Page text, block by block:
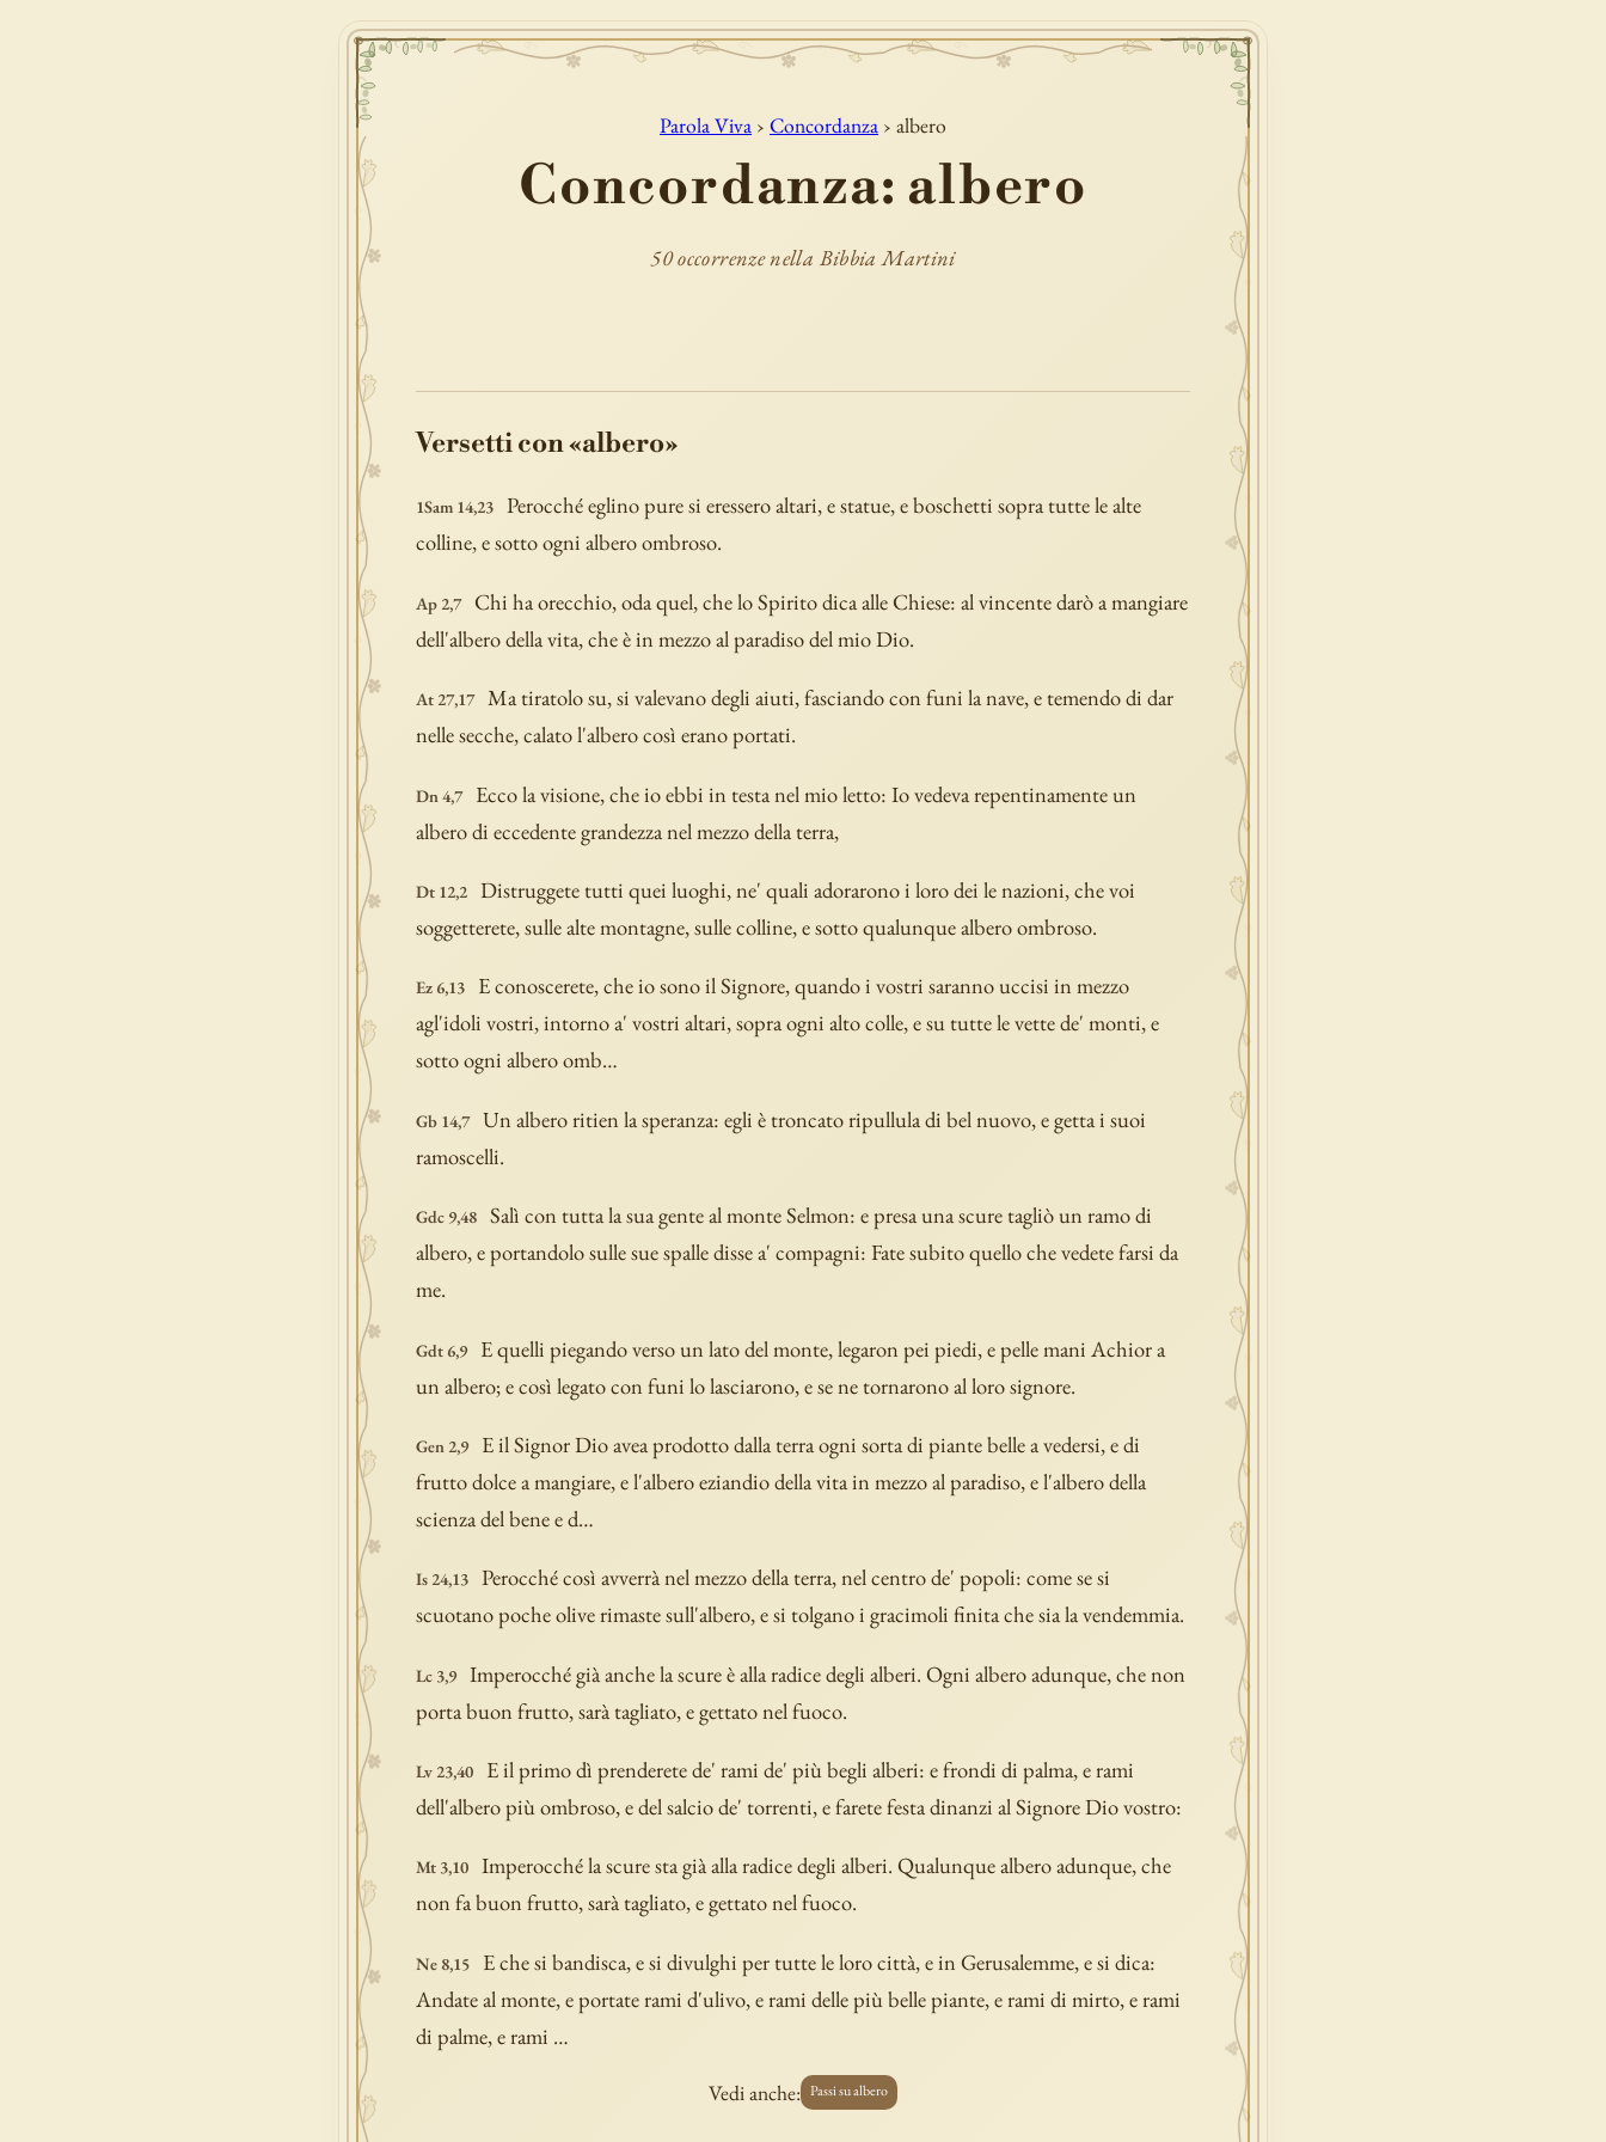
Parola Viva › Concordanza › albero
Concordanza: albero
50 occorrenze nella Bibbia Martini
Versetti con «albero»
1Sam 14,23 Perocché eglino pure si eressero altari, e statue, e boschetti sopra tutte le alte
colline, e sotto ogni albero ombroso.
Ap 2,7
Chi ha orecchio, oda quel, che lo Spirito dica alle Chiese: al vincente darò a mangiare
dell'albero della vita, che è in mezzo al paradiso del mio Dio.
At 27,17 Ma tiratolo su, si valevano degli aiuti, fasciando con funi la nave, e temendo di dar
nelle secche, calato l'albero così erano portati.
Dn 4,7
Ecco la visione, che io ebbi in testa nel mio letto: Io vedeva repentinamente un
albero di eccedente grandezza nel mezzo della terra,
Dt 12,2 Distruggete tutti quei luoghi, ne' quali adorarono i loro dei le nazioni, che voi
soggetterete, sulle alte montagne, sulle colline, e sotto qualunque albero ombroso.
Ez 6,13
E conoscerete, che io sono il Signore, quando i vostri saranno uccisi in mezzo
agl'idoli vostri, intorno a' vostri altari, sopra ogni alto colle, e su tutte le vette de' monti, e
sotto ogni albero omb…
Gb 14,7 Un albero ritien la speranza: egli è troncato ripullula di bel nuovo, e getta i suoi
ramoscelli.
Gdc 9,48 Salì con tutta la sua gente al monte Selmon: e presa una scure tagliò un ramo di
albero, e portandolo sulle sue spalle disse a' compagni: Fate subito quello che vedete farsi da
me.
Gdt 6,9
E quelli piegando verso un lato del monte, legaron pei piedi, e pelle mani Achior a
un albero; e così legato con funi lo lasciarono, e se ne tornarono al loro signore.
Gen 2,9
E il Signor Dio avea prodotto dalla terra ogni sorta di piante belle a vedersi, e di
frutto dolce a mangiare, e l'albero eziandio della vita in mezzo al paradiso, e l'albero della
scienza del bene e d…
Is 24,13 Perocché così avverrà nel mezzo della terra, nel centro de' popoli: come se si
scuotano poche olive rimaste sull'albero, e si tolgano i gracimoli finita che sia la vendemmia.
Lc 3,9 Imperocché già anche la scure è alla radice degli alberi. Ogni albero adunque, che non
porta buon frutto, sarà tagliato, e gettato nel fuoco.
Lv 23,40
E il primo dì prenderete de' rami de' più begli alberi: e frondi di palma, e rami
dell'albero più ombroso, e del salcio de' torrenti, e farete festa dinanzi al Signore Dio vostro:
Mt 3,10 Imperocché la scure sta già alla radice degli alberi. Qualunque albero adunque, che
non fa buon frutto, sarà tagliato, e gettato nel fuoco.
Ne 8,15
E che si bandisca, e si divulghi per tutte le loro città, e in Gerusalemme, e si dica:
Andate al monte, e portate rami d'ulivo, e rami delle più belle piante, e rami di mirto, e rami
di palme, e rami …
Vedi anche: Passi su albero